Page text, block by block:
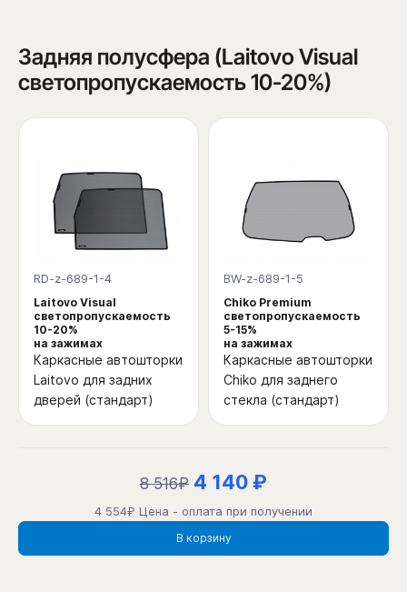
Задняя полусфера (Laitovo Visual
светопропускаемость 10-20%)
RD-z-689-1-4
Laitovo Visual
светопропускаемость
10-20%
на зажимах
Каркасные автошторки
Laitovo для задних
дверей (стандарт)
BW-z-689-1-5
Chiko Premium
светопропускаемость
5-15%
на зажимах
Каркасные автошторки
Chiko для заднего
стекла (стандарт)
8 516₽ 4 140 ₽
4 554₽ Цена - оплата при получении
В корзину